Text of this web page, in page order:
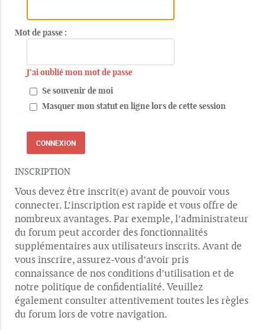
Mot de passe :
J’ai oublié mon mot de passe
Se souvenir de moi
Masquer mon statut en ligne lors de cette session
INSCRIPTION
Vous devez être inscrit(e) avant de pouvoir vous
connecter. L’inscription est rapide et vous offre de
nombreux avantages. Par exemple, l’administrateur
du forum peut accorder des fonctionnalités
supplémentaires aux utilisateurs inscrits. Avant de
vous inscrire, assurez-vous d’avoir pris
connaissance de nos conditions d’utilisation et de
notre politique de confidentialité. Veuillez
également consulter attentivement toutes les règles
du forum lors de votre navigation.